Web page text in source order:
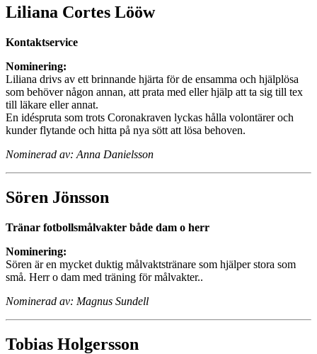
Liliana Cortes Lööw
Kontaktservice
Nominering:
Liliana drivs av ett brinnande hjärta för de ensamma och hjälplösa
som behöver någon annan, att prata med eller hjälp att ta sig till tex
till läkare eller annat.
En idéspruta som trots Coronakraven lyckas hålla volontärer och
kunder flytande och hitta på nya sött att lösa behoven.
Nominerad av: Anna Danielsson
Sören Jönsson
Tränar fotbollsmålvakter både dam o herr
Nominering:
Sören är en mycket duktig målvaktstränare som hjälper stora som
små. Herr o dam med träning för målvakter..
Nominerad av: Magnus Sundell
Tobias Holgersson